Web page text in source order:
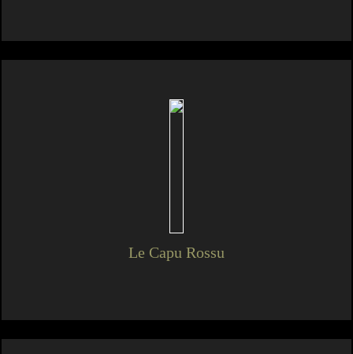
Le Capu Rossu